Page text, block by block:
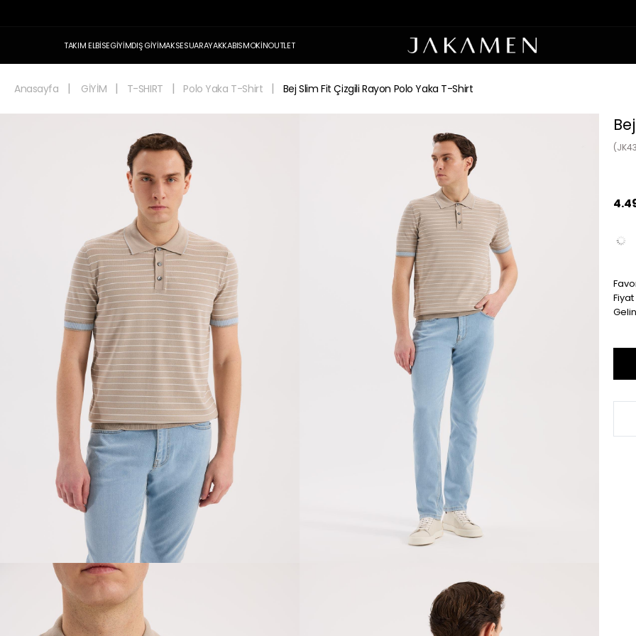
TAKIM ELBİSEGİYİMDIŞ GİYİMAKSESUARAYAKKABISMOKİNOUTLET
Anasayfa GİYİM T-SHIRT Polo Yaka T-Shirt Bej Slim Fit Çizgili Rayon Polo Yaka T-Shirt